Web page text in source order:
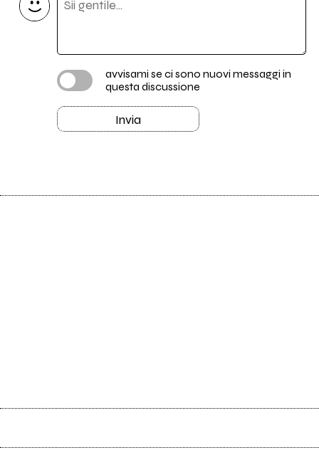
avvisami se ci sono nuovi messaggi in
questa discussione
Invia